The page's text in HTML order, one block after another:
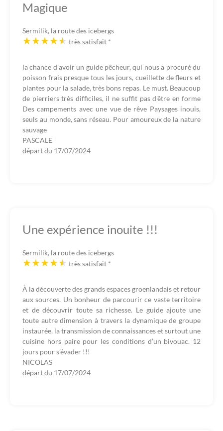
Magique
Sermilik, la route des icebergs
très satisfait *
la chance d'avoir un guide pêcheur, qui nous a procuré du
poisson frais presque tous les jours, cueillette de fleurs et
plantes pour la salade, très bons repas. Le must. Beaucoup
de pierriers très difficiles, il ne suffit pas d'être en forme
Des campements avec une vue de rêve Paysages inouis,
seuls au monde, sans réseau. Pour amoureux de la nature
sauvage
PASCALE
départ du 17/07/2024
Une expérience inouite !!!
Sermilik, la route des icebergs
très satisfait *
À la découverte des grands espaces groenlandais et retour
aux sources. Un bonheur de parcourir ce vaste territoire
et de découvrir toute sa richesse. Le guide ajoute une
toute autre dimension à travers la dynamique de groupe
instaurée, la transmission de connaissances et surtout une
cuisine hors paire pour les conditions d’un bivouac. 12
jours pour s’évader !!!
NICOLAS
départ du 17/07/2024